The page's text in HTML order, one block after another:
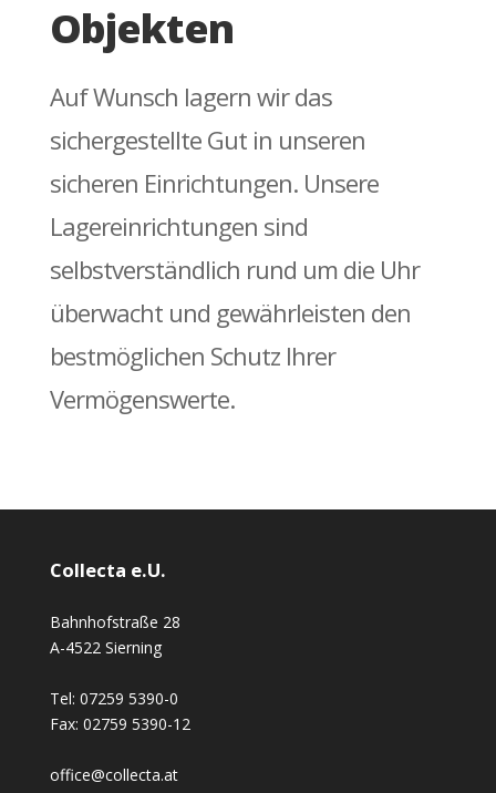
Objekten
Auf Wunsch lagern wir das
sichergestellte Gut in unseren
sicheren Einrichtungen. Unsere
Lagereinrichtungen sind
selbstverständlich rund um die Uhr
überwacht und gewährleisten den
bestmöglichen Schutz Ihrer
Vermögenswerte.
Collecta e.U.
Bahnhofstraße 28
A-4522 Sierning
Tel: 07259 5390-0
Fax: 02759 5390-12
office@collecta.at